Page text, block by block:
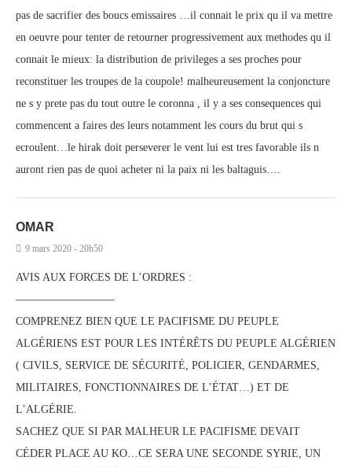
pas de sacrifier des boucs emissaires …il connait le prix qu il va mettre
en oeuvre pour tenter de retourner progressivement aux methodes qu il
connait le mieux: la distribution de privileges a ses proches pour
reconstituer les troupes de la coupole! malheureusement la conjoncture
ne s y prete pas du tout outre le coronna , il y a ses consequences qui
commencent a faires des leurs notamment les cours du brut qui s
ecroulent…le hirak doit perseverer le vent lui est tres favorable ils n
auront rien pas de quoi acheter ni la paix ni les baltaguis….
OMAR
9 mars 2020 - 20h50
AVIS AUX FORCES DE L’ORDRES :
—————————
COMPRENEZ BIEN QUE LE PACIFISME DU PEUPLE
ALGÉRIENS EST POUR LES INTÉRÊTS DU PEUPLE ALGÉRIEN
( CIVILS, SERVICE DE SÉCURITÉ, POLICIER, GENDARMES,
MILITAIRES, FONCTIONNAIRES DE L’ÉTAT…) ET DE
L’ALGÉRIE.
SACHEZ QUE SI PAR MALHEUR LE PACIFISME DEVAIT
CÉDER PLACE AU KO…CE SERA UNE SECONDE SYRIE, UN